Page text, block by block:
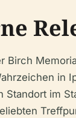
Birch
in
Standort im